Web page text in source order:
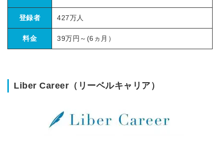
登録者 427万人
料金 39万円～(6ヵ月）
Liber Career（リーベルキャリア）